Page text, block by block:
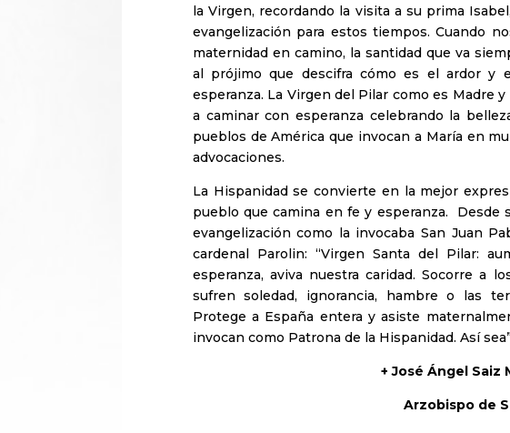
la Virgen, recordando la visita a su prima
evangelización para estos tiempos. Cuando
maternidad en camino, la santidad que va
al prójimo que descifra cómo es el ardor y
esperanza. La Virgen del Pilar como es Madre
a caminar con esperanza celebrando la
pueblos de América que invocan a María en
advocaciones.
La Hispanidad se convierte en la mejor
pueblo que camina en fe y esperanza. Desde
evangelización como la invocaba San Juan
cardenal Parolin: “Virgen Santa del Pilar:
esperanza, aviva nuestra caridad. Socorre a
sufren soledad, ignorancia, hambre o las
Protege a España entera y asiste
invocan como Patrona de la Hispanidad. Así
+ José Ángel Saiz
Arzobispo de